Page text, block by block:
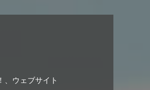
、ウェブサイト